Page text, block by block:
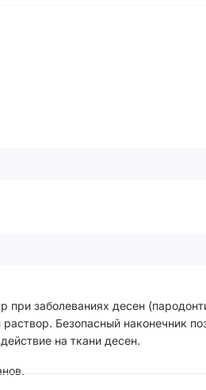
заболеваниях десен
Безопасный наконечник
на ткани десен.